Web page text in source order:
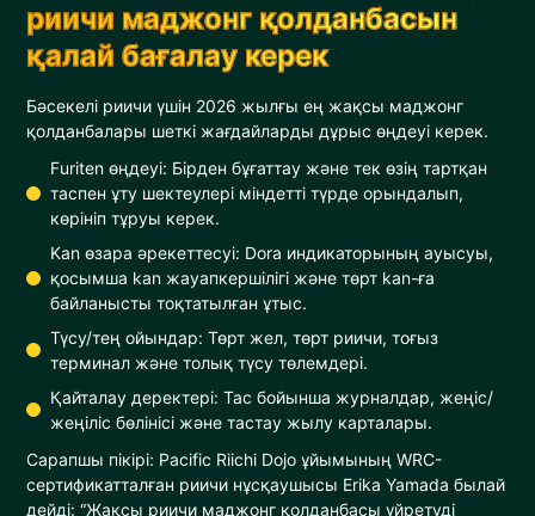
риичи маджонг қолданбасын
қалай бағалау керек
Бәсекелі риичи үшін 2026 жылғы ең жақсы маджонг
қолданбалары шеткі жағдайларды дұрыс өңдеуі керек.
Furiten өңдеуі: Бірден бұғаттау және тек өзің тартқан
таспен ұту шектеулері міндетті түрде орындалып,
көрініп тұруы керек.
Kan өзара әрекеттесуі: Dora индикаторының ауысуы,
қосымша kan жауапкершілігі және төрт kan-ға
байланысты тоқтатылған ұтыс.
Түсу/тең ойындар: Төрт жел, төрт риичи, тоғыз
терминал және толық түсу төлемдері.
Қайталау деректері: Тас бойынша журналдар, жеңіс/
жеңіліс бөлінісі және тастау жылу карталары.
Сарапшы пікірі: Pacific Riichi Dojo ұйымының WRC-
сертификатталған риичи нұсқаушысы Erika Yamada былай
дейді: “Жақсы риичи маджонг қолданбасы үйретуді